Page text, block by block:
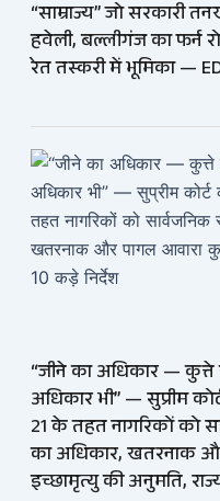
“साम्राज्य” जो सरकारी
हवेली, बल्लीगंज का फर्न
रेत तस्करी में भूमिका —
“जीने का अधिकार —
अधिकार भी” — सुप्रीम
21 के तहत नागरिकों को
का अधिकार, खतरनाक
इच्छामृत्यु की अनुमति,